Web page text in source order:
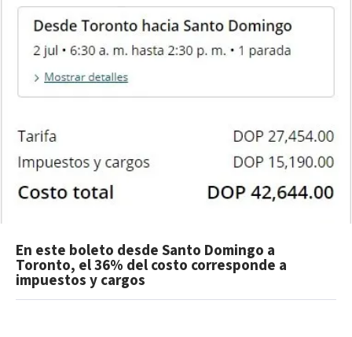
En este boleto desde Santo Domingo a
Toronto, el 36% del costo corresponde a
impuestos y cargos